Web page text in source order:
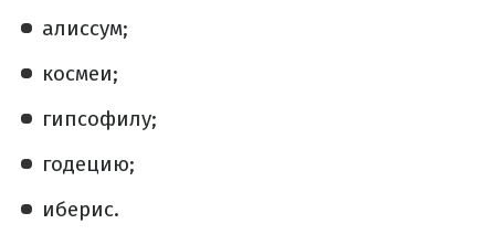
алиссум;
космеи;
гипсофилу;
годецию;
иберис.